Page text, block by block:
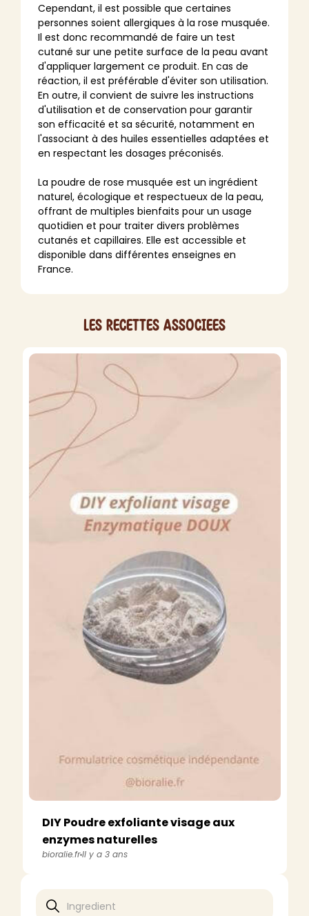
Cependant, il est possible que certaines
personnes soient allergiques à la rose musquée.
Il est donc recommandé de faire un test
cutané sur une petite surface de la peau avant
d'appliquer largement ce produit. En cas de
réaction, il est préférable d'éviter son utilisation.
En outre, il convient de suivre les instructions
d'utilisation et de conservation pour garantir
son efficacité et sa sécurité, notamment en
l'associant à des huiles essentielles adaptées et
en respectant les dosages préconisés.
La poudre de rose musquée est un ingrédient
naturel, écologique et respectueux de la peau,
offrant de multiples bienfaits pour un usage
quotidien et pour traiter divers problèmes
cutanés et capillaires. Elle est accessible et
disponible dans différentes enseignes en
France.
Les recettes associees
DIY Poudre exfoliante visage aux
enzymes naturelles
bioralie.frIl y a 3 ans